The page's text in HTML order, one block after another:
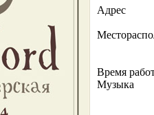
Адрес
Время
Музыка